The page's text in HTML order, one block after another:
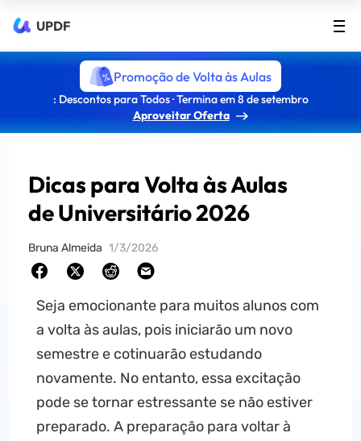
UPDF
Promoção de Volta às Aulas
: Descontos para Todos · Termina em 8 de setembro
Aproveitar Oferta
Dicas para Volta às Aulas
de Universitário 2026
Bruna Almeida 1/3/2026
Seja emocionante para muitos alunos com
a volta às aulas, pois iniciarão um novo
semestre e cotinuarão estudando
novamente. No entanto, essa excitação
pode se tornar estressante se não estiver
preparado. A preparação para voltar à